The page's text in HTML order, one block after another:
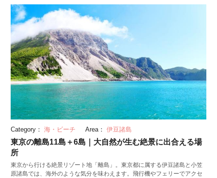
Category： 海・ビーチ Area： 伊豆諸島
東京の離島11島＋6島｜大自然が生む絶景に出合える場
所
東京から行ける絶景リゾート地「離島」。東京都に属する伊豆諸島と小笠
原諸島では、海外のような気分を味わえます。飛行機やフェリーでアクセ